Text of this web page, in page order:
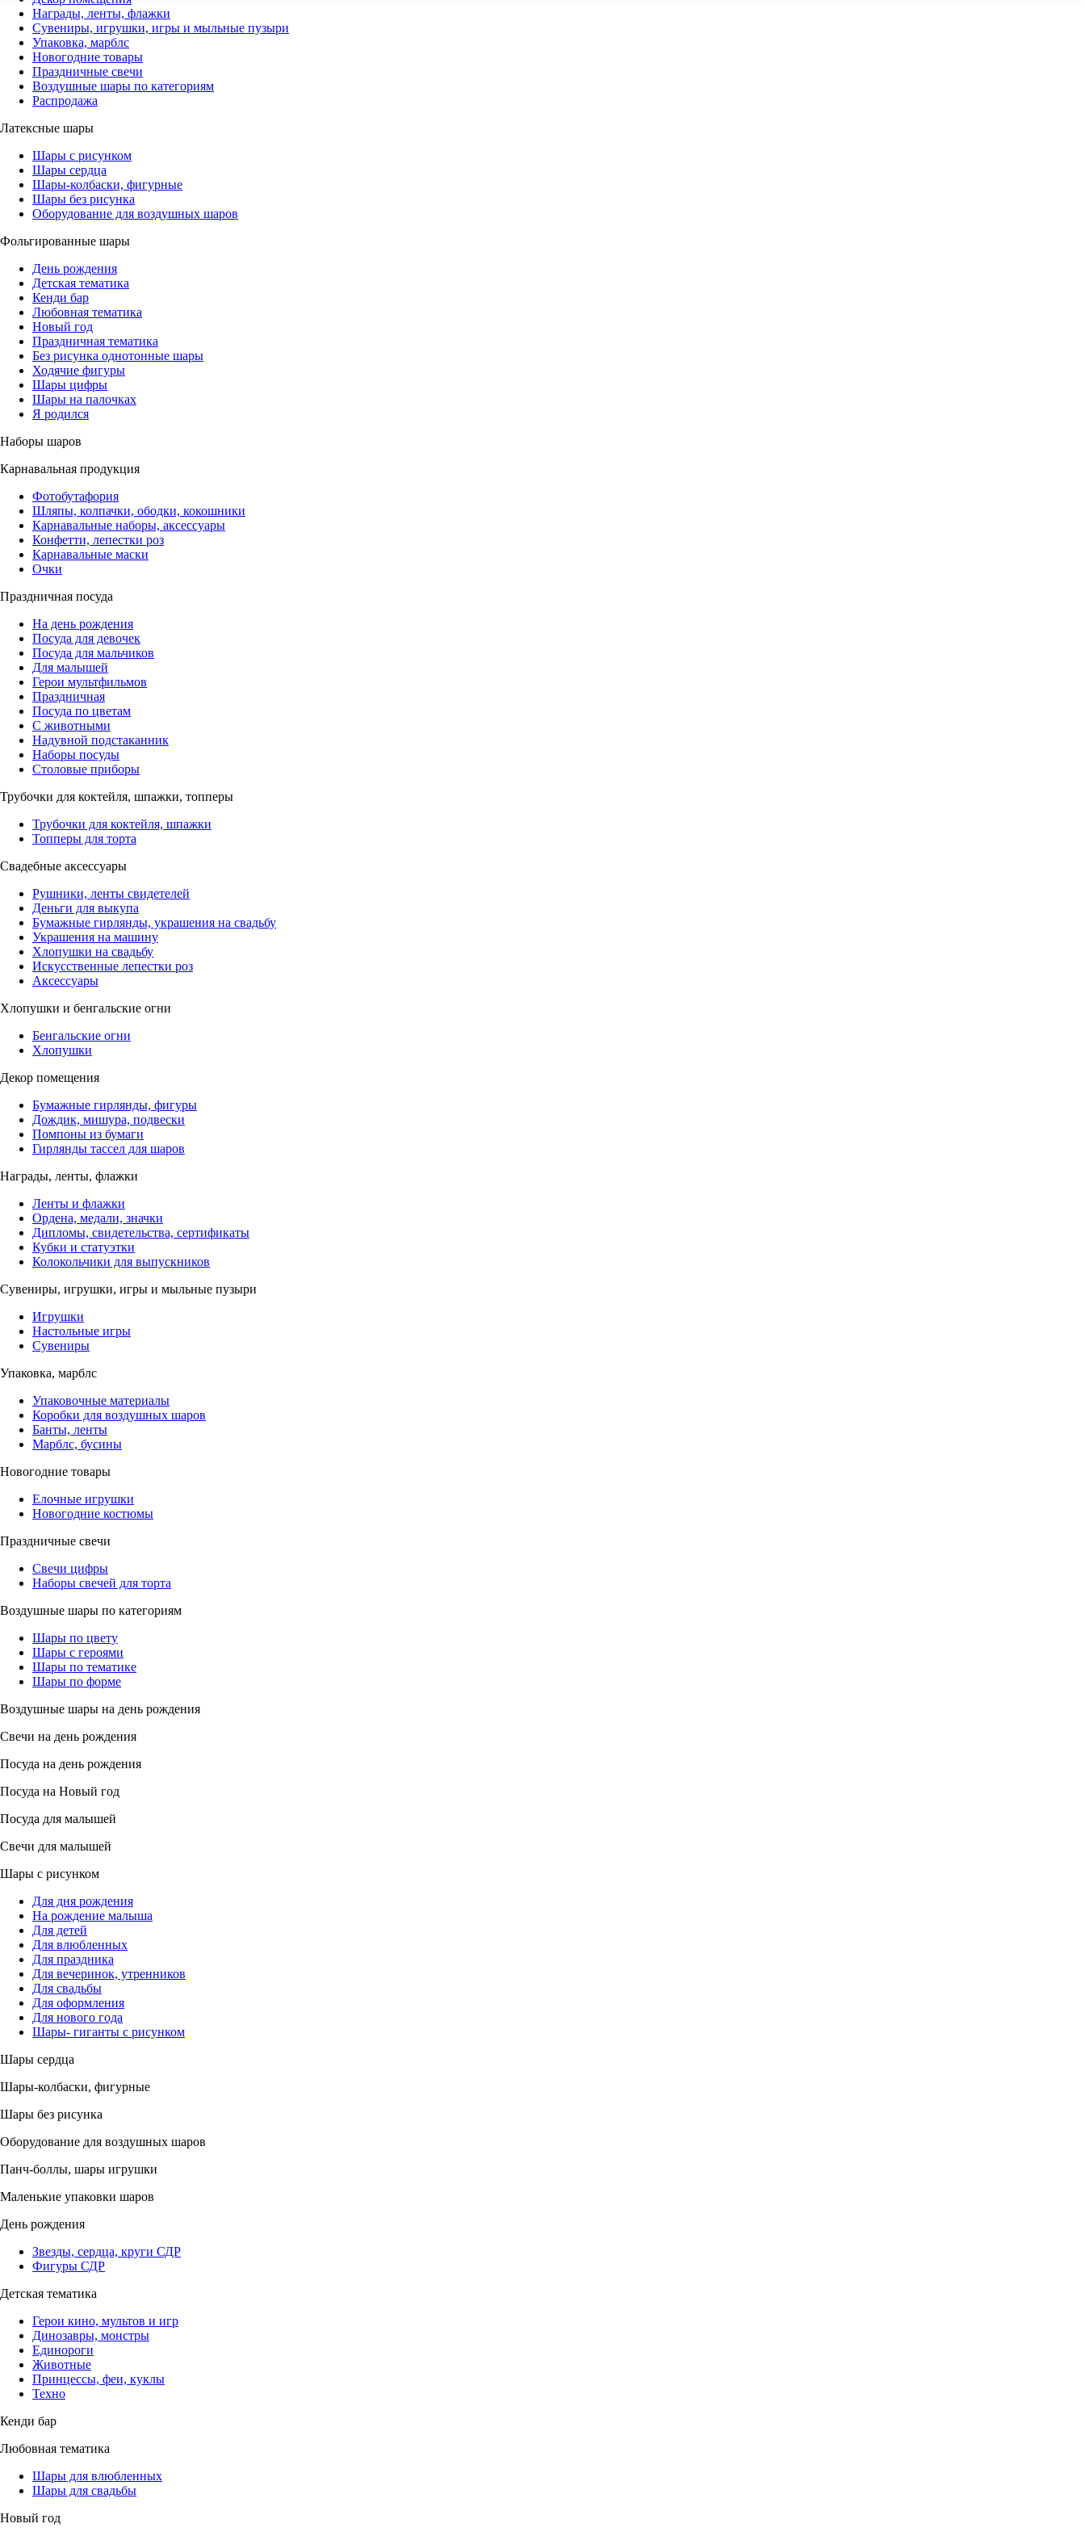
Награды, ленты, флажки
Сувениры, игрушки, игры и мыльные пузыри
Упаковка, марблс
Новогодние товары
Праздничные свечи
Воздушные шары по категориям
Распродажа
Латексные шары
Шары с рисунком
Шары сердца
Шары-колбаски, фигурные
Шары без рисунка
Оборудование для воздушных шаров
Фольгированные шары
День рождения
Детская тематика
Кенди бар
Любовная тематика
Новый год
Праздничная тематика
Без рисунка однотонные шары
Ходячие фигуры
Шары цифры
Шары на палочках
Я родился
Наборы шаров
Карнавальная продукция
Фотобутафория
Шляпы, колпачки, ободки, кокошники
Карнавальные наборы, аксессуары
Конфетти, лепестки роз
Карнавальные маски
Очки
Праздничная посуда
На день рождения
Посуда для девочек
Посуда для мальчиков
Для малышей
Герои мультфильмов
Праздничная
Посуда по цветам
С животными
Надувной подстаканник
Наборы посуды
Столовые приборы
Трубочки для коктейля, шпажки, топперы
Трубочки для коктейля, шпажки
Топперы для торта
Свадебные аксессуары
Рушники, ленты свидетелей
Деньги для выкупа
Бумажные гирлянды, украшения на свадьбу
Украшения на машину
Хлопушки на свадьбу
Искусственные лепестки роз
Аксессуары
Хлопушки и бенгальские огни
Бенгальские огни
Хлопушки
Декор помещения
Бумажные гирлянды, фигуры
Дождик, мишура, подвески
Помпоны из бумаги
Гирлянды тассел для шаров
Награды, ленты, флажки
Ленты и флажки
Ордена, медали, значки
Дипломы, свидетельства, сертификаты
Кубки и статуэтки
Колокольчики для выпускников
Сувениры, игрушки, игры и мыльные пузыри
Игрушки
Настольные игры
Сувениры
Упаковка, марблс
Упаковочные материалы
Коробки для воздушных шаров
Банты, ленты
Марблс, бусины
Новогодние товары
Елочные игрушки
Новогодние костюмы
Праздничные свечи
Свечи цифры
Наборы свечей для торта
Воздушные шары по категориям
Шары по цвету
Шары с героями
Шары по тематике
Шары по форме
Воздушные шары на день рождения
Свечи на день рождения
Посуда на день рождения
Посуда на Новый год
Посуда для малышей
Свечи для малышей
Шары с рисунком
Для дня рождения
На рождение малыша
Для детей
Для влюбленных
Для праздника
Для вечеринок, утренников
Для свадьбы
Для оформления
Для нового года
Шары- гиганты с рисунком
Шары сердца
Шары-колбаски, фигурные
Шары без рисунка
Оборудование для воздушных шаров
Панч-боллы, шары игрушки
Маленькие упаковки шаров
День рождения
Звезды, сердца, круги СДР
Фигуры СДР
Детская тематика
Герои кино, мультов и игр
Динозавры, монстры
Единороги
Животные
Принцессы, феи, куклы
Техно
Кенди бар
Любовная тематика
Шары для влюбленных
Шары для свадьбы
Новый год